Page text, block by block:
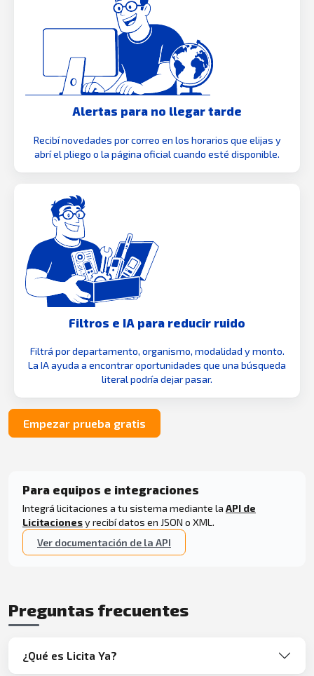
Alertas para no llegar tarde
Recibí novedades por correo en los horarios que elijas y
abrí el pliego o la página oficial cuando esté disponible.
Filtros e IA para reducir ruido
Filtrá por departamento, organismo, modalidad y monto.
La IA ayuda a encontrar oportunidades que una búsqueda
literal podría dejar pasar.
Empezar prueba gratis
Para equipos e integraciones
Integrá licitaciones a tu sistema mediante la API de
Licitacionesy recibí datos en JSON o XML.
Ver documentación de la API
Preguntas frecuentes
¿Qué es Licita Ya?